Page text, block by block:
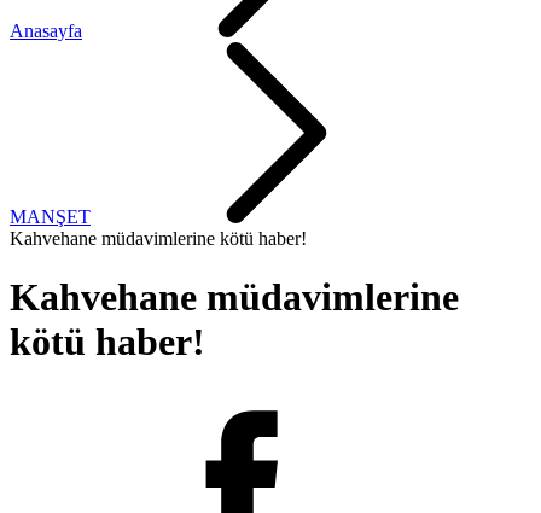
Anasayfa
MANŞET
Kahvehane müdavimlerine kötü haber!
Kahvehane müdavimlerine
kötü haber!